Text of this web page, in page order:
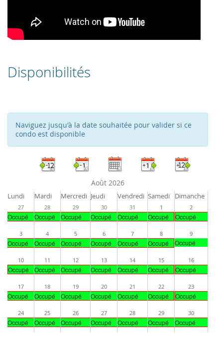
Disponibilités
Naviguez jusqu'à la date souhaitée pour valider si ce
condo est disponible
Août 2026
Lundi Mardi Mercredi Jeudi Vendredi Samedi Dimanche
27
Occupé
28
Occupé
29
Occupé
30
Occupé
31
Occupé
1
Occupé
2
Occupé
3
Occupé
4
Occupé
5
Occupé
6
Occupé
7
Occupé
8
Occupé
9
Occupé
10
Occupé
11
Occupé
12
Occupé
13
Occupé
14
Occupé
15
Occupé
16
Occupé
17
Occupé
18
Occupé
19
Occupé
20
Occupé
21
Occupé
22
Occupé
23
Occupé
24
Occupé
25
Occupé
26
Occupé
27
Occupé
28
Occupé
29
Occupé
30
Occupé